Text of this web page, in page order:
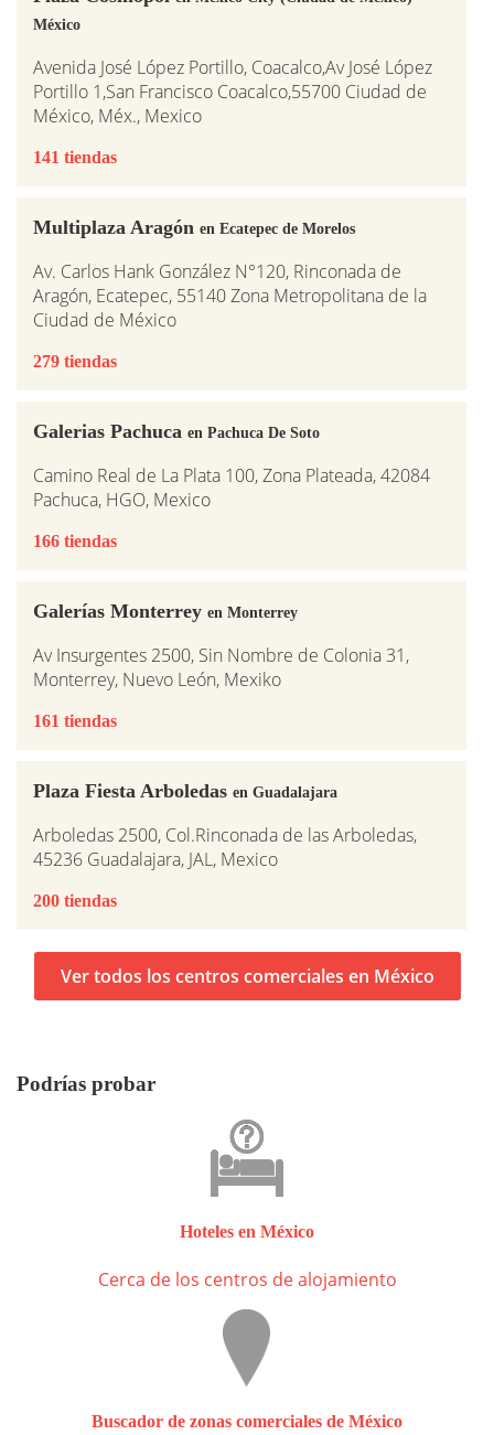
México
Avenida José López Portillo, Coacalco,Av José López
Portillo 1,San Francisco Coacalco,55700 Ciudad de
México, Méx., Mexico
141 tiendas
Multiplaza Aragón en Ecatepec de Morelos
Av. Carlos Hank González N°120, Rinconada de
Aragón, Ecatepec, 55140 Zona Metropolitana de la
Ciudad de México
279 tiendas
Galerias Pachuca en Pachuca De Soto
Camino Real de La Plata 100, Zona Plateada, 42084
Pachuca, HGO, Mexico
166 tiendas
Galerías Monterrey en Monterrey
Av Insurgentes 2500, Sin Nombre de Colonia 31,
Monterrey, Nuevo León, Mexiko
161 tiendas
Plaza Fiesta Arboledas en Guadalajara
Arboledas 2500, Col.Rinconada de las Arboledas,
45236 Guadalajara, JAL, Mexico
200 tiendas
Ver todos los centros comerciales en México
Podrías probar
Hoteles en México
Cerca de los centros de alojamiento
Buscador de zonas comerciales de México